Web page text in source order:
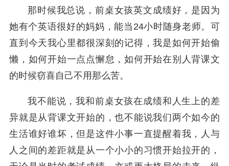
那时候我总说，前桌女孩英文成绩好，是因为
她有个英语很好的妈妈，能当24小时随身老师。可
直到今天我心里都很深刻的记得，我是如何开始偷
懒，如何开始一点点懈怠，如何开始在别人背课文
的时候窃喜自己不用那么苦。
我不能说，我和前桌女孩在成绩和人生上的差
异就是从背课文开始的，也不能说我们两个如今的
生活谁好谁坏，但是这件小事一直提醒着我，人与
人之间的差距就是从一个小小的习惯开始拉开的，